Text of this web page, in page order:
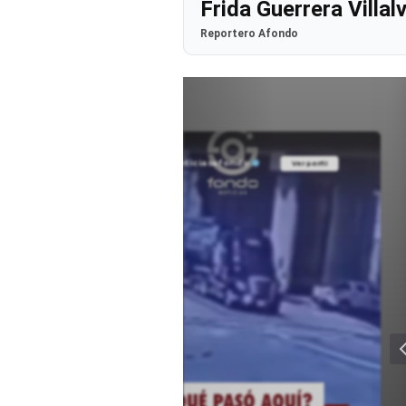
Frida Guerrera
Reportero Afondo
Ver perfil
@noticiasafondo Ver perfil